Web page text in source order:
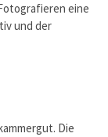
eine
und der
Die